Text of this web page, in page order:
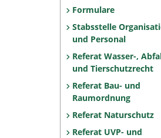
Formulare
Stabsstelle
und Personal
Referat Wasser-,
und Tierschutzrecht
Referat Bau- und
Raumordnung
Referat Naturschutz
Referat UVP- und